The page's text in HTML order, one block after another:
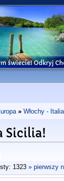
świecie! Odkryj
» Włochy - Italia
Sicilia!
1323 » pierwszy